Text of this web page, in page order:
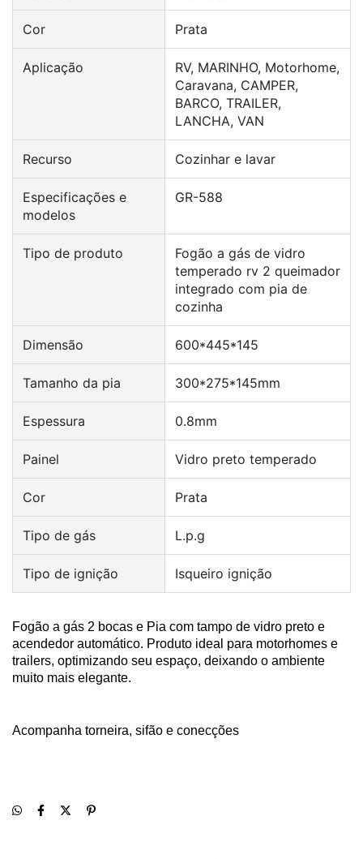
Cor Prata
Aplicação
RV, MARINHO, Motorhome,
Caravana, CAMPER,
BARCO, TRAILER,
LANCHA, VAN
Recurso Cozinhar e lavar
Especificações e
modelos
GR-588
Tipo de produto
Fogão a gás de vidro
temperado rv 2 queimador
integrado com pia de
cozinha
Dimensão 600*445*145
Tamanho da pia 300*275*145mm
Espessura 0.8mm
Painel Vidro preto temperado
Cor Prata
Tipo de gás L.p.g
Tipo de ignição Isqueiro ignição
Fogão a gás 2 bocas e Pia com tampo de vidro preto e
acendedor automático. Produto ideal para motorhomes e
trailers, optimizando seu espaço, deixando o ambiente
muito mais elegante.
Acompanha torneira, sifão e conecções